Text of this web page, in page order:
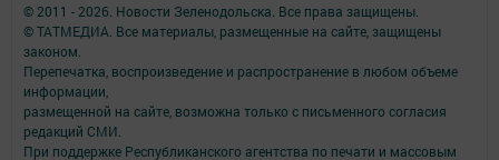
© 2011 - 2026. Новости Зеленодольска. Все права защищены.
© ТАТМЕДИА. Все материалы, размещенные на сайте, защищены
законом.
Перепечатка, воспроизведение и распространение в любом объеме
информации,
размещенной на сайте, возможна только с письменного согласия
редакций СМИ.
При поддержке Республиканского агентства по печати и массовым